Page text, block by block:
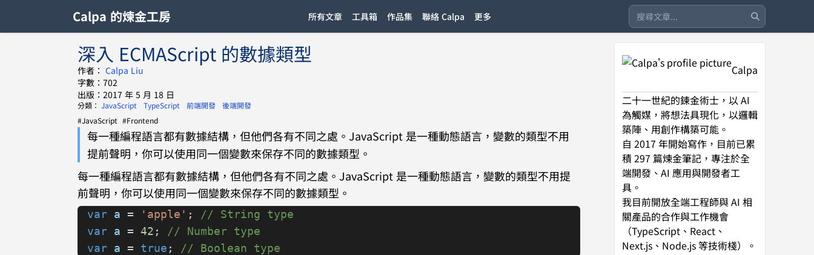
Calpa 的煉金工房 所有文章 工具箱 作品集 聯絡 Calpa 更多
深入 ECMAScript 的數據類型
作者： Calpa Liu
字數：702
出版：2017 年 5 月 18 日
分類： JavaScript TypeScript 前端開發
後端開發
#JavaScript #Frontend
每一種編程語言都有數據結構，但他們各有不同之處。JavaScript 是一種動態語言，變數的類型不用
提前聲明，你可以使用同一個變數來保存不同的數據類型。
每一種編程語言都有數據結構，但他們各有不同之處。JavaScript 是一種動態語言，變數的類型不用提
前聲明，你可以使用同一個變數來保存不同的數據類型。
var a = 'apple' ; // String type
var a = 42 ; // Number type
var a = true ; // Boolean type
Calpa
二十一世紀的鍊金術士，以 AI
為觸媒，將想法具現化，以邏輯
築陣、用創作構築可能。
自 2017 年開始寫作，目前已累
積 297 篇煉金筆記，專注於全
端開發、AI 應用與開發者工
具。
我目前開放全端工程師與 AI 相
關產品的合作與工作機會
（TypeScript、React、
Next.js、Node.js 等技術棧）。